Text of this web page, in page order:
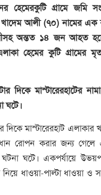
হেমেরকুটি গ্রামে জমি
খাদেম আলী (৭০) নামের এক
অন্তত ১৪ জন আহত
হেমের কুটি গ্রামের
মাস্টারেরহাটের
ঘটে।
মাস্টারেরহাট এলাকার
রোপন করার জন্য
ঘটে। একপর্যায়ে
ধাওয়া-পাল্টা ধাওয়া ও